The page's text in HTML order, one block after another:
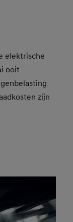
elektrische
ooit
zijn